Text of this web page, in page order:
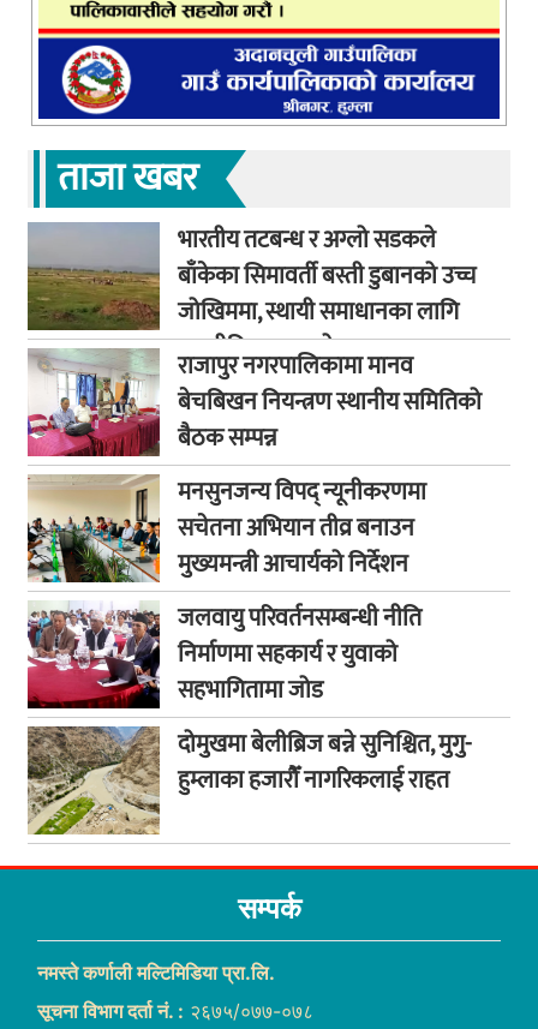
ताजा खबर
भारतीय तटबन्ध र अग्लो सडकले
बाँकेका सिमावर्ती बस्ती डुबानको उच्च
जोखिममा, स्थायी समाधानका लागि
कूटनीतिक पहलको माग
राजापुर नगरपालिकामा मानव
बेचबिखन नियन्त्रण स्थानीय समितिको
बैठक सम्पन्न
मनसुनजन्य विपद् न्यूनीकरणमा
सचेतना अभियान तीव्र बनाउन
मुख्यमन्त्री आचार्यको निर्देशन
जलवायु परिवर्तनसम्बन्धी नीति
निर्माणमा सहकार्य र युवाको
सहभागितामा जोड
दोमुखमा बेलीब्रिज बन्ने सुनिश्चित, मुगु-
हुम्लाका हजारौँ नागरिकलाई राहत
सम्पर्क
नमस्ते कर्णाली मल्टिमिडिया प्रा.लि.
सूचना विभाग दर्ता नं. : २६७५/०७७-०७८